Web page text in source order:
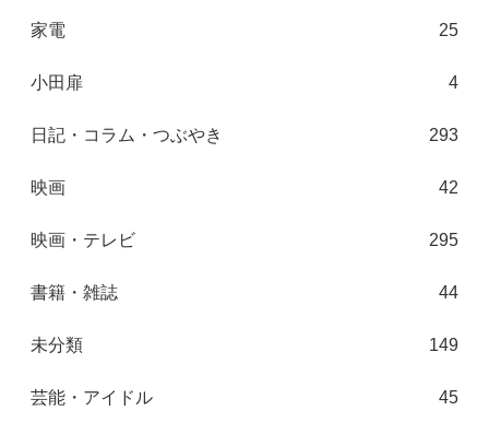
家電 25
小田扉 4
日記・コラム・つぶやき 293
映画 42
映画・テレビ 295
書籍・雑誌 44
未分類 149
芸能・アイドル 45